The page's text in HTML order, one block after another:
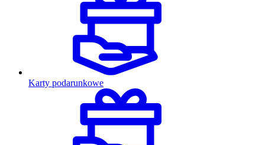
Karty podarunkowe